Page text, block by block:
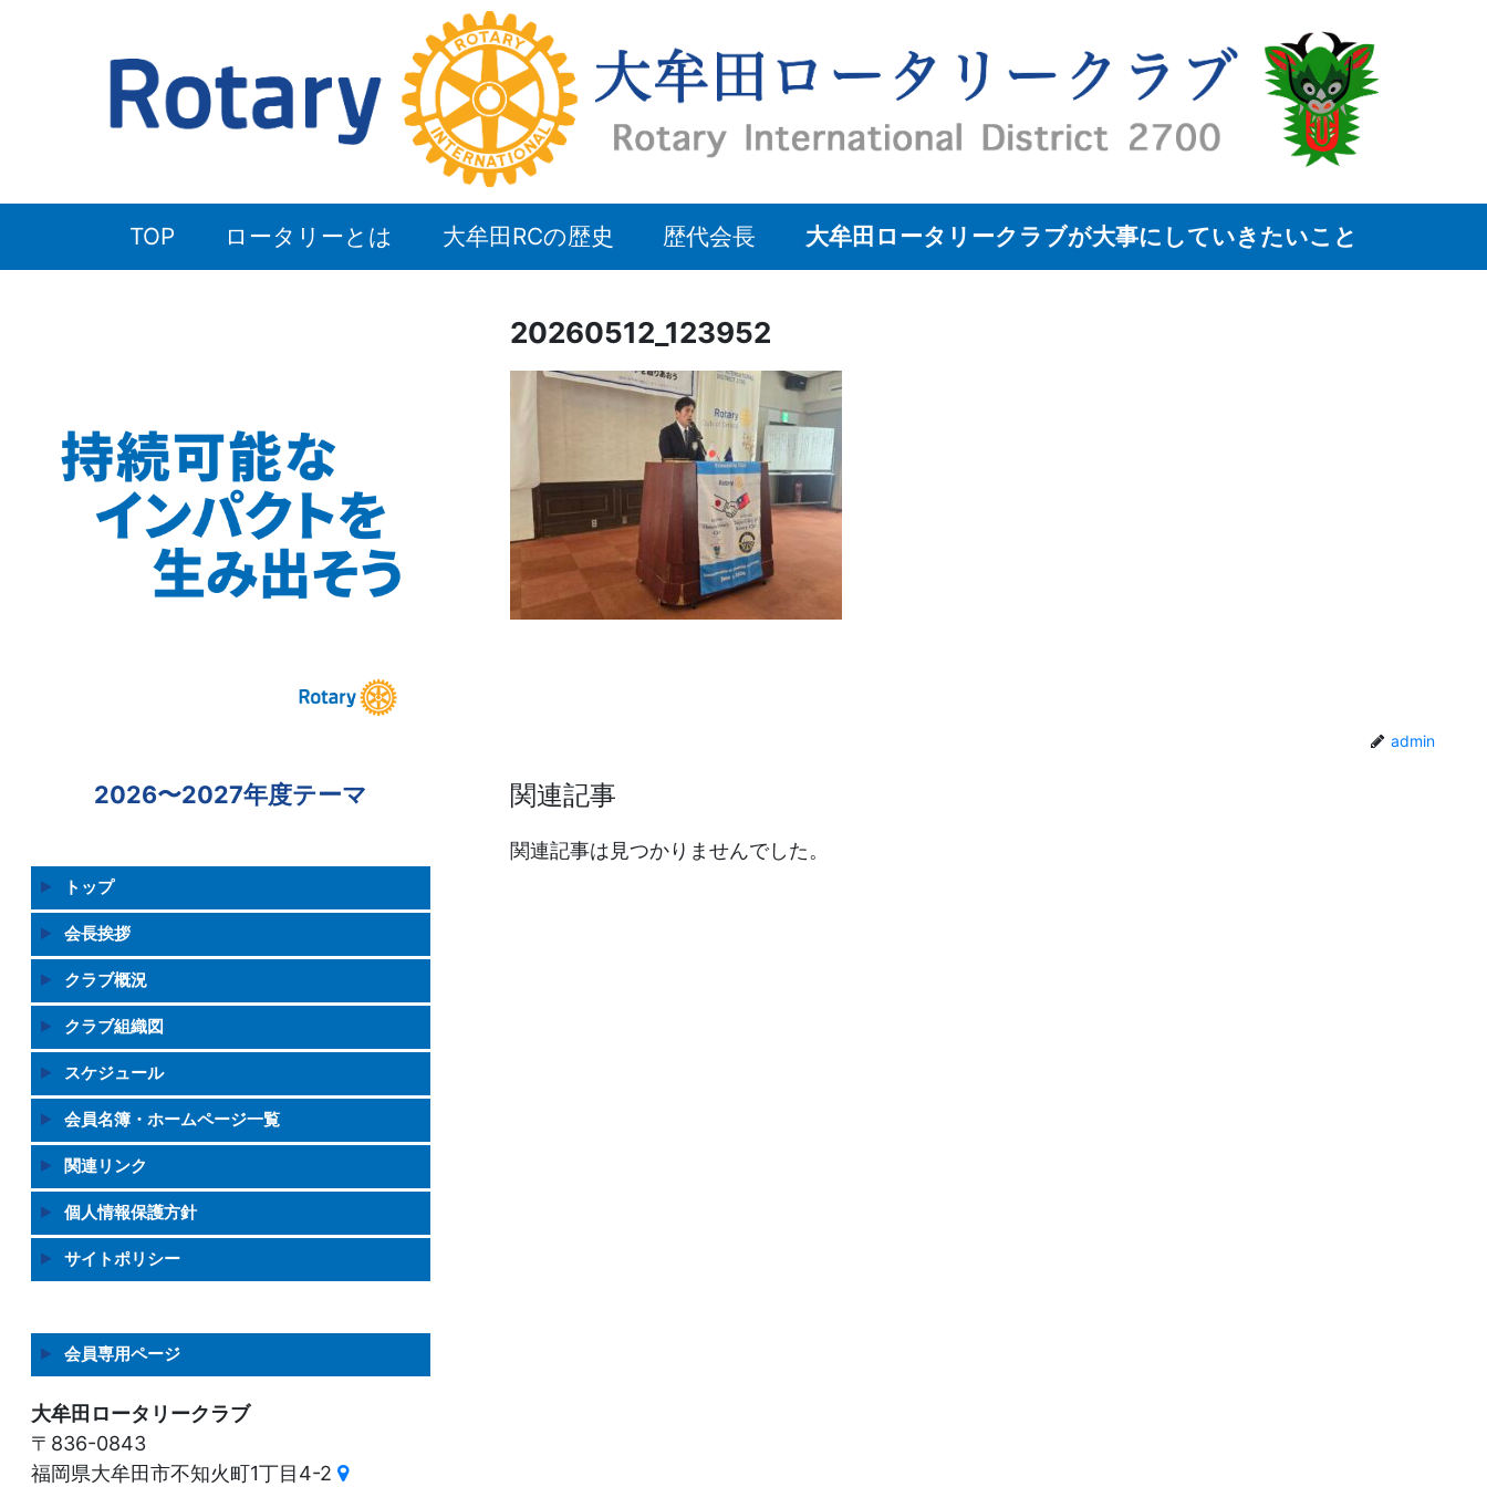
TOP ロータリーとは 大牟田RCの歴史 歴代会長 大牟田ロータリークラブが大事にしていきたいこと
20260512_123952
admin
関連記事
関連記事は見つかりませんでした。
2026〜2027年度テーマ
トップ
会長挨拶
クラブ概況
クラブ組織図
スケジュール
会員名簿・ホームページ一覧
関連リンク
個人情報保護方針
サイトポリシー
会員専用ページ
大牟田ロータリークラブ
〒836-0843
福岡県大牟田市不知火町1丁目4-2